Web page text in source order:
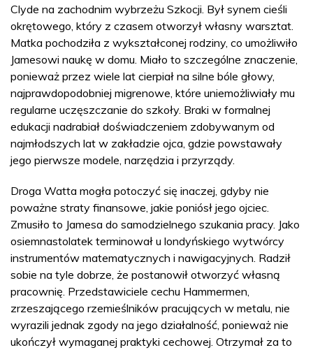
Clyde na zachodnim wybrzeżu Szkocji. Był synem cieśli
okrętowego, który z czasem otworzył własny warsztat.
Matka pochodziła z wykształconej rodziny, co umożliwiło
Jamesowi naukę w domu. Miało to szczególne znaczenie,
ponieważ przez wiele lat cierpiał na silne bóle głowy,
najprawdopodobniej migrenowe, które uniemożliwiały mu
regularne uczęszczanie do szkoły. Braki w formalnej
edukacji nadrabiał doświadczeniem zdobywanym od
najmłodszych lat w zakładzie ojca, gdzie powstawały
jego pierwsze modele, narzędzia i przyrządy.
Droga Watta mogła potoczyć się inaczej, gdyby nie
poważne straty finansowe, jakie poniósł jego ojciec.
Zmusiło to Jamesa do samodzielnego szukania pracy. Jako
osiemnastolatek terminował u londyńskiego wytwórcy
instrumentów matematycznych i nawigacyjnych. Radził
sobie na tyle dobrze, że postanowił otworzyć własną
pracownię. Przedstawiciele cechu Hammermen,
zrzeszającego rzemieślników pracujących w metalu, nie
wyrazili jednak zgody na jego działalność, ponieważ nie
ukończył wymaganej praktyki cechowej. Otrzymał za to